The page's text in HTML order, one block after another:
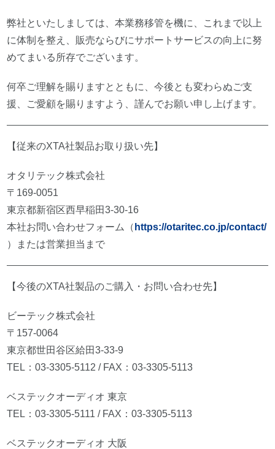
弊社といたしましては、本業務移管を機に、これまで以上
に体制を整え、販売ならびにサポートサービスの向上に努
めてまいる所存でございます。
何卒ご理解を賜りますとともに、今後とも変わらぬご支
援、ご愛顧を賜りますよう、謹んでお願い申し上げます。
【従来のXTA社製品お取り扱い先】
オタリテック株式会社
〒169-0051
東京都新宿区西早稲田3-30-16
本社お問い合わせフォーム（ https://otaritec.co.jp/contact/
）または営業担当まで
【今後のXTA社製品のご購入・お問い合わせ先】
ビーテック株式会社
〒157-0064
東京都世田谷区給田3-33-9
TEL：03-3305-5112 / FAX：03-3305-5113
ベステックオーディオ 東京
TEL：03-3305-5111 / FAX：03-3305-5113
ベステックオーディオ 大阪